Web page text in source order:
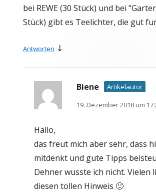
bei REWE (30 Stück) und bei
Stück) gibt es Teelichter, die gut
Antworten ↓
Biene
Artikelautor
19. Dezember 2018 um
Hallo,
das freut mich aber sehr, dass
mitdenkt und gute Tipps
Dehner wusste ich nicht. Vielen
diesen tollen Hinweis 🙂